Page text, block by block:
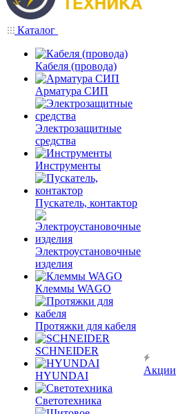
Каталог
Кабеля (провода)
Арматура СИП
Электрозащитные
средства
Инструменты
Пускатель, контактор
Электроустановочные
изделия
Клеммы WAGO
Протяжки для кабеля
SCHNEIDER
HYUNDAI
Светотехника
Акции